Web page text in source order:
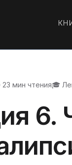
мин чтения🎓
6.